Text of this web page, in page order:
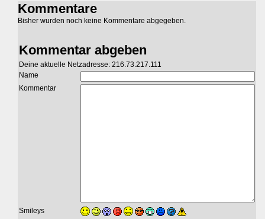
Kommentare
Bisher wurden noch keine Kommentare abgegeben.
Kommentar abgeben
Deine aktuelle Netzadresse: 216.73.217.111
Name
Kommentar
Smileys